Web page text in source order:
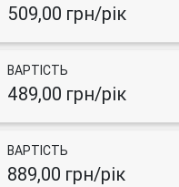
509,00 грн/рік
ВАРТІСТЬ
489,00 грн/рік
ВАРТІСТЬ
889,00 грн/рік